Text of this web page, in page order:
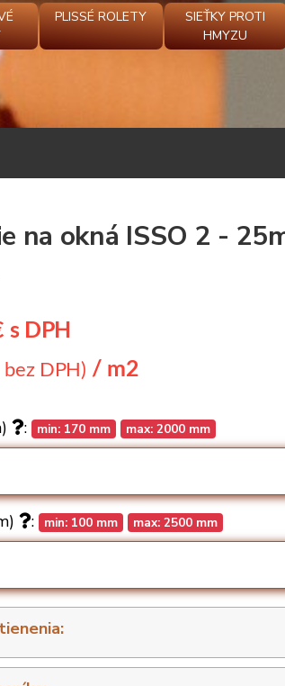
PLISSÉ ROLETY
SIEŤKY PROTI
HMYZU
na okná ISSO 2 -
s DPH
DPH) / m2
: min: 170 mm max: 2000 mm
: min: 100 mm max: 2500 mm